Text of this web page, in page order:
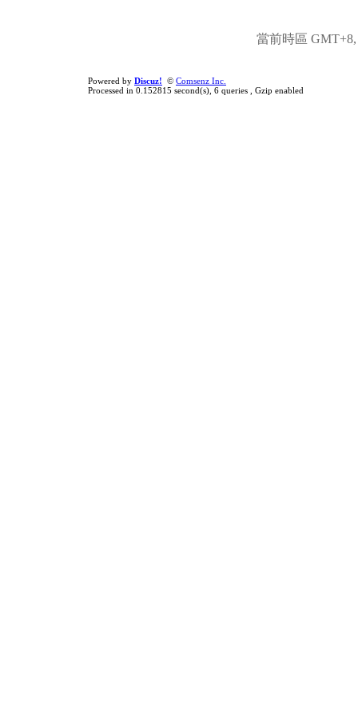
當前時區 GMT+8,
Powered by Discuz! © Comsenz Inc.
Processed in 0.152815 second(s), 6 queries , Gzip enabled